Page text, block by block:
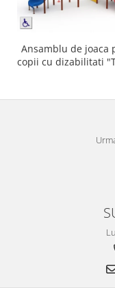
Ansamblu de joaca
copii cu dizabilitati